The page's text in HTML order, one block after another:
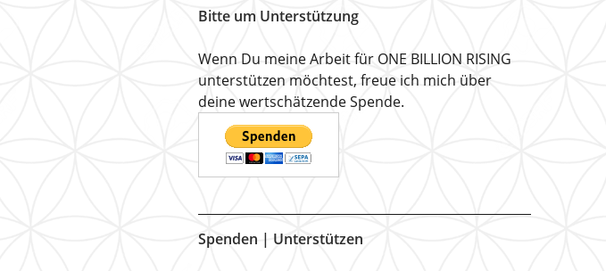
Bitte um Unterstützung
Wenn Du meine Arbeit für ONE BILLION RISING
unterstützen möchtest, freue ich mich über
deine wertschätzende Spende.
Spenden | Unterstützen